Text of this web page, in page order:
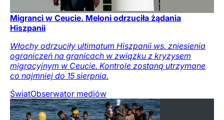
Migranci w Ceucie. Meloni odrzuciła żądania
Hiszpanii
Włochy odrzuciły ultimatum Hiszpanii ws. zniesienia
ograniczeń na granicach w związku z kryzysem
migracyjnym w Ceucie. Kontrole zostaną utrzymane
co najmniej do 15 sierpnia.
ŚwiatObserwator mediów